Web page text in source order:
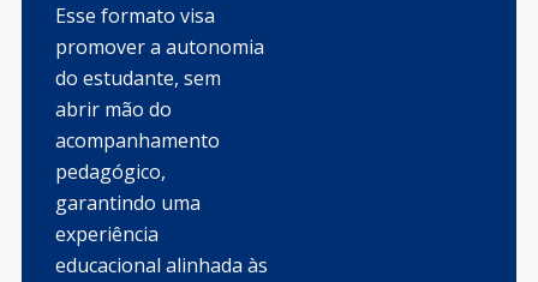
Esse formato visa
promover a autonomia
do estudante, sem
abrir mão do
acompanhamento
pedagógico,
garantindo uma
experiência
educacional alinhada às